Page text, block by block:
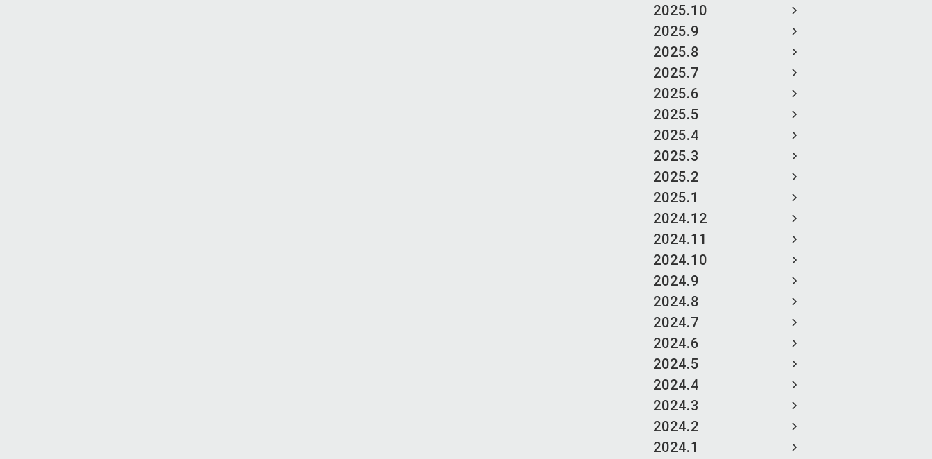
2025.10
2025.9
2025.8
2025.7
2025.6
2025.5
2025.4
2025.3
2025.2
2025.1
2024.12
2024.11
2024.10
2024.9
2024.8
2024.7
2024.6
2024.5
2024.4
2024.3
2024.2
2024.1